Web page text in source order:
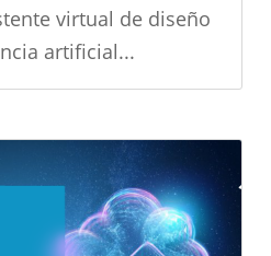
virtual de diseño
artificial...